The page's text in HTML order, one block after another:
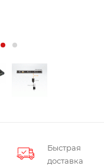
Быстрая
доставка